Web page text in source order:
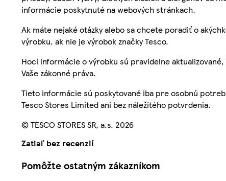
informácie poskytnuté na webových stránkach.
Ak máte nejaké otázky alebo sa chcete poradiť o
výrobku, ak nie je výrobok značky Tesco.
Hoci informácie o výrobku sú pravidelne
Vaše zákonné práva.
Tieto informácie sú poskytované iba pre osobnú
Tesco Stores Limited ani bez náležitého potvrdenia.
© TESCO STORES SR, a.s. 2026
Zatiaľ bez recenzií
Pomôžte ostatným zákazníkom